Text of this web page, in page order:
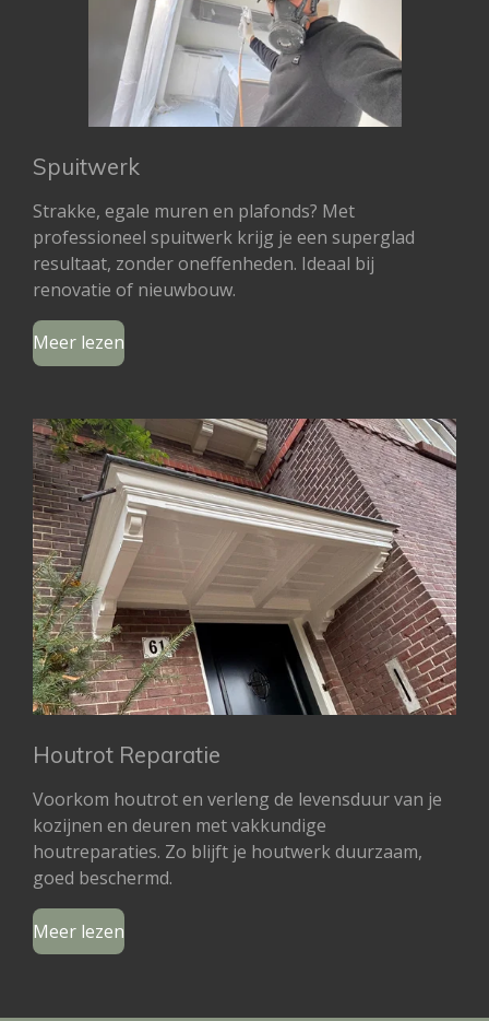
Spuitwerk
Strakke, egale muren en plafonds? Met
professioneel spuitwerk krijg je een superglad
resultaat, zonder oneffenheden. Ideaal bij
renovatie of nieuwbouw.
Meer lezen
Houtrot Reparatie
Voorkom houtrot en verleng de levensduur van je
kozijnen en deuren met vakkundige
houtreparaties. Zo blijft je houtwerk duurzaam,
goed beschermd.
Meer lezen